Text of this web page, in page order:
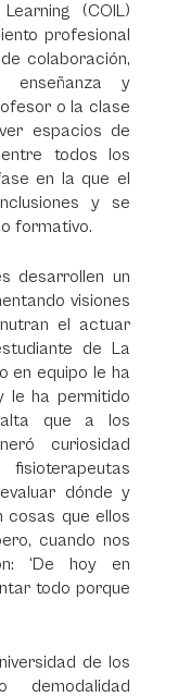
(COIL)
profesional
colaboración,
y
o la clase
espacios de
todos los
en la que el
y se
formativo.
desarrollen un
visiones
el actuar
de La
en equipo le ha
le ha permitido
que a los
curiosidad
dónde y
cosas que ellos
cuando nos
‘De hoy en
todo porque
de los